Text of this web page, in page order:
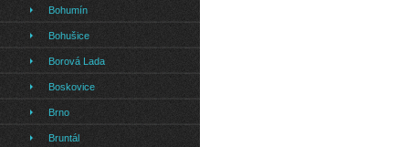
Bohumín
Bohušice
Borová Lada
Boskovice
Brno
Bruntál